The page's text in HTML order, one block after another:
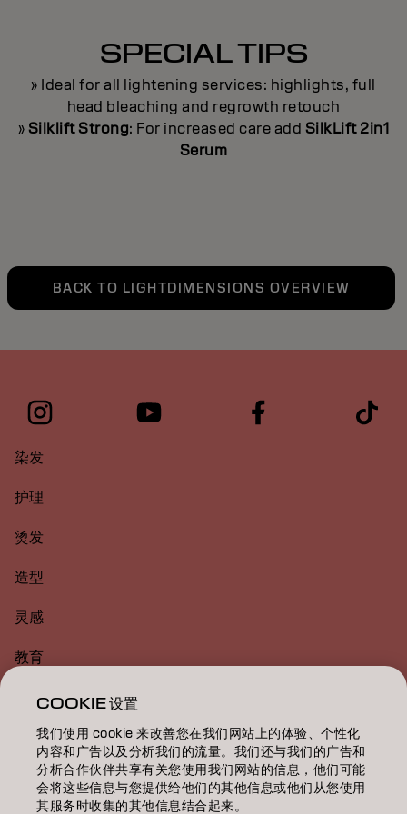
SPECIAL TIPS
» Ideal for all lightening services: highlights, full
head bleaching and regrowth retouch
»Silklift Strong: For increased care add SilkLift 2in1
Serum
BACK TO LIGHTDIMENSIONS OVERVIEW
染发
护理
烫发
造型
灵感
教育
关于
美发沙龙查找
成为合作伙伴
COOKIE 设置
我们使用 cookie 来改善您在我们网站上的体验、个性化
内容和广告以及分析我们的流量。我们还与我们的广告和
分析合作伙伴共享有关您使用我们网站的信息，他们可能
会将这些信息与您提供给他们的其他信息或他们从您使用
其服务时收集的其他信息结合起来。